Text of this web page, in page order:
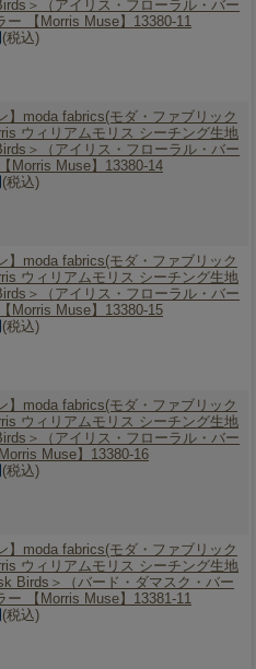
＞（アイリス・フローラル・バー
ー 【Morris Muse】13380-11
(税込)
】 moda fabrics(モダ・ファブリック
ウィリアムモリス シーチング生地
＞（アイリス・フローラル・バー
Morris Muse】13380-14
(税込)
】 moda fabrics(モダ・ファブリック
ウィリアムモリス シーチング生地
＞（アイリス・フローラル・バー
Morris Muse】13380-15
(税込)
】 moda fabrics(モダ・ファブリック
ウィリアムモリス シーチング生地
＞（アイリス・フローラル・バー
Muse】13380-16
(税込)
】 moda fabrics(モダ・ファブリック
ウィリアムモリス シーチング生地
Birds＞（バード・ダマスク・バー
ー 【Morris Muse】13381-11
(税込)